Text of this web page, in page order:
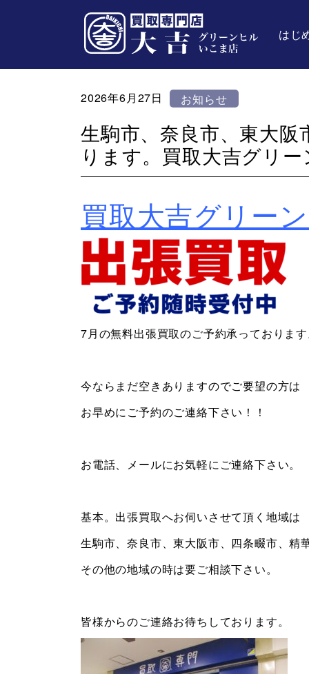
はじ
2026年6月27日 お知らせ
生駒市、奈良市、東大
ります。買取大吉グリー
買取大吉グリー
7月の無料出張買取のご予約承っております
今ならまだ空きありますのでご要望の方は
お早めにご予約のご連絡下さい！！
お電話、メールにお気軽にご連絡下さい。
基本。出張買取へお伺いさせて頂く地域は
生駒市、奈良市、東大阪市、四条畷市、精
その他の地域の時は要ご相談下さい。
皆様からのご連絡お待ちしております。